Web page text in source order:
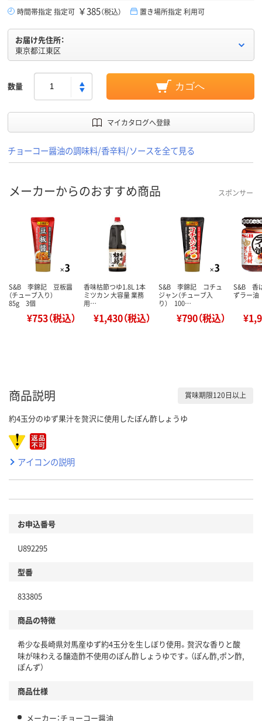
時間帯指定 指定可 ￥385（税込） 置き場所指定 利用可
お届け先住所：
東京都江東区
数量 カゴへ
マイカタログへ登録
チョーコー醤油の調味料/香辛料/ソースを全て見る
メーカーからのおすすめ商品 スポンサー
S&B 李錦記 豆板醤
（チューブ入り）
85g 3個
¥753（税込）
香味枯節つゆ1.8L 1本
ミツカン 大容量 業務
用…
¥1,430（税込）
S&B 李錦記 コチュ
ジャン（チューブ入
り） 100…
¥790（税込）
S&B 香
ずラー
商品説明 賞味期限120日以上
約4玉分のゆず果汁を贅沢に使用したぽん酢しょうゆ
アイコンの説明
お申込番号
U892295
型番
833805
商品の特徴
希少な長崎県対馬産ゆず約4玉分を生しぼり使用。贅沢な香りと酸
味が味わえる醸造酢不使用のぽん酢しょうゆです。（ぽん酢,ポン酢,
ぽんず）
商品仕様
メーカー：チョーコー醤油